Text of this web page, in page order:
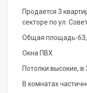
Продается 3
секторе по ул.
Общая площадь-
Окна ПВХ
Потолки высокие, в
В комнатах